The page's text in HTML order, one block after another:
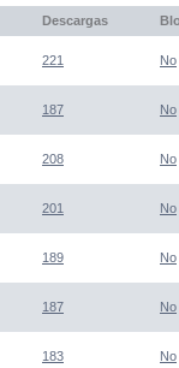
Descargas
221 No
187 No
208 No
201 No
189 No
187 No
183 No